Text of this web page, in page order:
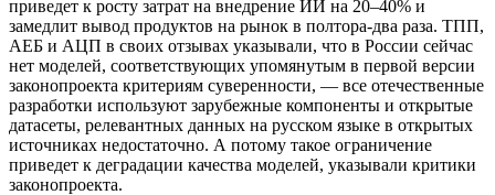
приведет к росту затрат на внедрение ИИ на 20–40% и
замедлит вывод продуктов на рынок в полтора-два раза. ТПП,
АЕБ и АЦП в своих отзывах указывали, что в России сейчас
нет моделей, соответствующих упомянутым в первой версии
законопроекта критериям суверенности, — все отечественные
разработки используют зарубежные компоненты и открытые
датасеты, релевантных данных на русском языке в открытых
источниках недостаточно. А потому такое ограничение
приведет к деградации качества моделей, указывали критики
законопроекта.